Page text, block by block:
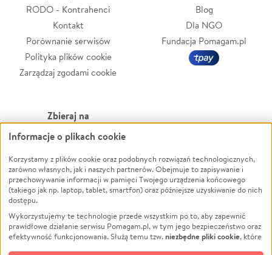
RODO - Kontrahenci
Kontakt
Porównanie serwisów
Polityka plików cookie
Zarządzaj zgodami cookie
Blog
Dla NGO
Fundacja Pomagam.pl
Zbieraj na
Leczenie
Zwierzęta
Pożar
Ukraina
Pomoc Finansowa
Projekty
Powódź
Wichura
NGO
Edukacja
Podróż
Informacje o plikach cookie
Korzystamy z plików cookie oraz podobnych rozwiązań technologicznych,
zarówno własnych, jak i naszych partnerów. Obejmuje to zapisywanie i
przechowywanie informacji w pamięci Twojego urządzenia końcowego
(takiego jak np. laptop, tablet, smartfon) oraz późniejsze uzyskiwanie do nich
dostępu.
Wykorzystujemy te technologie przede wszystkim po to, aby zapewnić
prawidłowe działanie serwisu Pomagam.pl, w tym jego bezpieczeństwo oraz
efektywność funkcjonowania. Służą temu tzw.niezbędne pliki cookie, które